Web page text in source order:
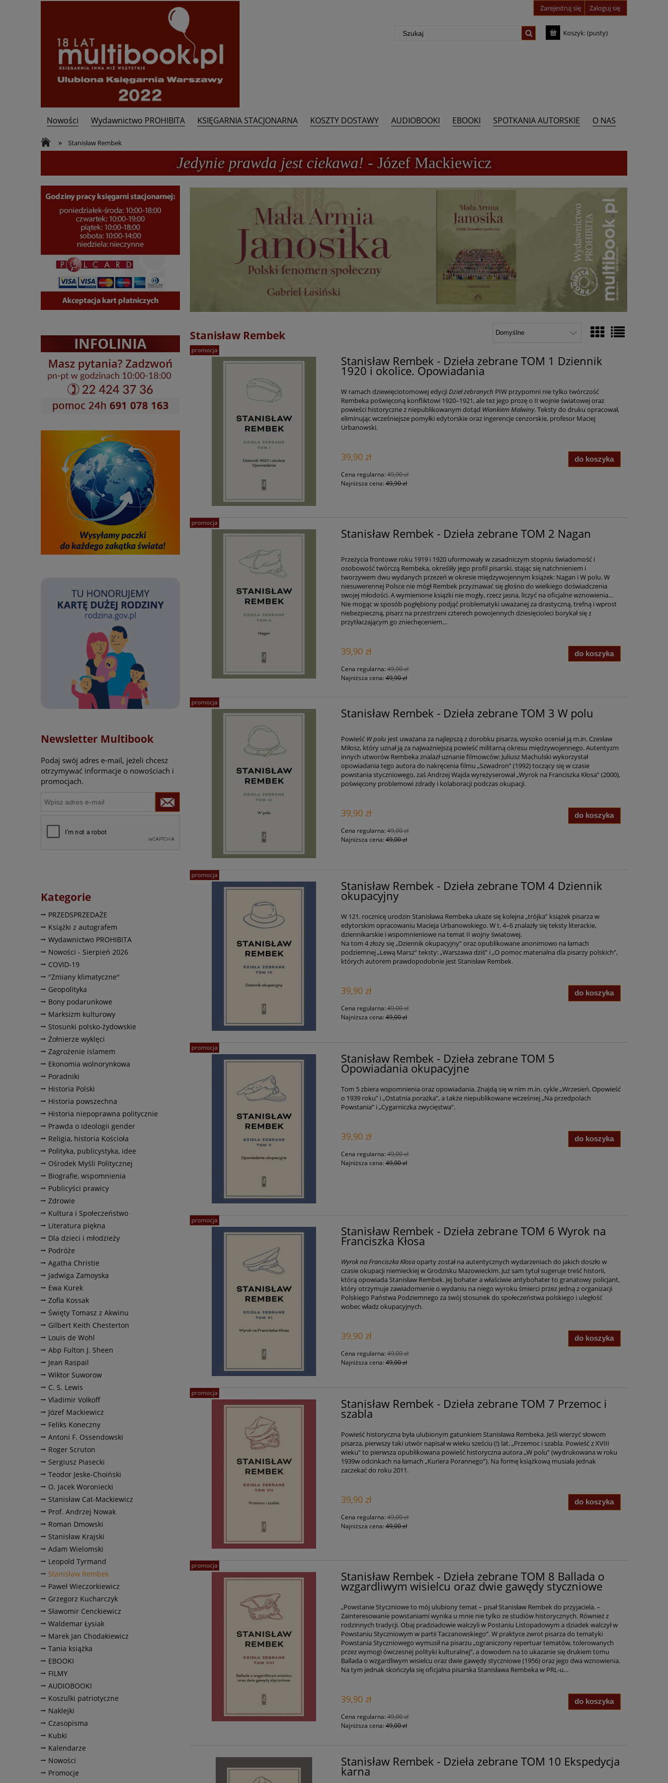
Zarejestruj się Zaloguj się
Koszyk:(pusty)
Nowości Wydawnictwo PROHIBITA KSIĘGARNIA STACJONARNA KOSZTY DOSTAWY AUDIOBOOKI EBOOKI SPOTKANIA AUTORSKIE
O NAS
Kontakt
» Stanisław Rembek
Jedynie prawda jest ciekawa! - Józef Mackiewicz
Newsletter Multibook
Podaj swój adres e-mail, jeżeli chcesz
otrzymywać informacje o nowościach i
promocjach.
Kategorie
PRZEDSPRZEDAŻE
Książki z autografem
Wydawnictwo PROHIBITA
Nowości - Sierpień 2026
COVID-19
"Zmiany klimatyczne"
Geopolityka
Bony podarunkowe
Marksizm kulturowy
Stosunki polsko-żydowskie
Żołnierze wyklęci
Zagrożenie islamem
Ekonomia wolnorynkowa
Poradniki
Historia Polski
Historia powszechna
Historia niepoprawna politycznie
Prawda o ideologii gender
Religia, historia Kościoła
Polityka, publicystyka, idee
Ośrodek Myśli Politycznej
Biografie, wspomnienia
Publicyści prawicy
Zdrowie
Kultura i Społeczeństwo
Literatura piękna
Dla dzieci i młodzieży
Podróże
Agatha Christie
Jadwiga Zamoyska
Ewa Kurek
Zofia Kossak
Święty Tomasz z Akwinu
Gilbert Keith Chesterton
Louis de Wohl
Abp Fulton J. Sheen
Jean Raspail
Wiktor Suworow
C. S. Lewis
Vladimir Volkoff
Józef Mackiewicz
Feliks Koneczny
Antoni F. Ossendowski
Roger Scruton
Sergiusz Piasecki
Teodor Jeske-Choiński
O. Jacek Woroniecki
Stanisław Cat-Mackiewicz
Prof. Andrzej Nowak
Roman Dmowski
Stanisław Krajski
Adam Wielomski
Leopold Tyrmand
Stanisław Rembek
Paweł Wieczorkiewicz
Grzegorz Kucharczyk
Sławomir Cenckiewicz
Waldemar Łysiak
Marek Jan Chodakiewicz
Tania książka
EBOOKI
FILMY
AUDIOBOOKI
Koszulki patriotyczne
Naklejki
Czasopisma
Kubki
Kalendarze
Nowości
Promocje
Stanisław Rembek
Stanisław Rembek - Dzieła zebrane TOM 1 Dziennik
1920 i okolice. Opowiadania
W ramach dziewięciotomowej edycji Dzieł zebranych PIW przypomni nie tylko twórczość
Rembeka poświęconą konfliktowi 1920–1921, ale też jego prozę o II wojnie światowej oraz
powieści historyczne z niepublikowanym dotąd Wiankiem Malwiny. Teksty do druku opracował,
eliminując wcześniejsze pomyłki edytorskie oraz ingerencje cenzorskie, profesor Maciej
Urbanowski.
39,90 zł
Cena regularna: 49,90 zł
Najniższa cena:49,90 zł
do koszyka
promocja
Stanisław Rembek - Dzieła zebrane TOM 2 Nagan
Przeżycia frontowe roku 1919 i 1920 uformowały w zasadniczym stopniu świadomość i
osobowość twórczą Rembeka, określiły jego profil pisarski, stając się natchnieniem i
tworzywem dwu wydanych przezeń w okresie międzywojennym książek: Nagan i W polu. W
niesuwerennej Polsce nie mógł Rembek przyznawać się głośno do wielkiego doświadczenia
swojej młodości. A wymienione książki nie mogły, rzecz jasna, liczyć na oficjalne wznowienia…
Nie mogąc w sposób pogłębiony podjąć problematyki uważanej za drastyczną, trefną i wprost
niebezpieczną, pisarz na przestrzeni czterech powojennych dziesięcioleci borykał się z
przytłaczającym go zniechęceniem…
39,90 zł
Cena regularna: 49,90 zł
Najniższa cena:49,90 zł
do koszyka
promocja
Stanisław Rembek - Dzieła zebrane TOM 3 W polu
Powieść W polu jest uważana za najlepszą z dorobku pisarza, wysoko oceniał ją m.in. Czesław
Miłosz, który uznał ją za najważniejszą powieść militarną okresu międzywojennego. Autentyzm
innych utworów Rembeka znalazł uznanie filmowców: Juliusz Machulski wykorzystał
opowiadania tego autora do nakręcenia filmu „Szwadron” (1992) toczący się w czasie
powstania styczniowego, zaś Andrzej Wajda wyreżyserował „Wyrok na Franciszka Kłosa” (2000),
poświęcony problemowi zdrady i kolaboracji podczas okupacji.
39,90 zł
Cena regularna: 49,00 zł
Najniższa cena:49,00 zł
do koszyka
promocja
Stanisław Rembek - Dzieła zebrane TOM 4 Dziennik
okupacyjny
W 121. rocznicę urodzin Stanisława Rembeka ukaże się kolejna „trójka” książek pisarza w
edytorskim opracowaniu Macieja Urbanowskiego. W t. 4–6 znalazły się teksty literackie,
dziennikarskie i wspomnieniowe na temat II wojny światowej.
Na tom 4 złoży się „Dziennik okupacyjny” oraz opublikowane anonimowo na łamach
podziemnej „Lewą Marsz” teksty: „Warszawa dziś” i „O pomoc materialna dla pisarzy polskich”,
których autorem prawdopodobnie jest Stanisław Rembek.
39,90 zł
Cena regularna: 49,00 zł
Najniższa cena:49,00 zł
do koszyka
promocja
Stanisław Rembek - Dzieła zebrane TOM 5
Opowiadania okupacyjne
Tom 5 zbiera wspomnienia oraz opowiadania. Znajdą się w nim m.in. cykle „Wrzesień. Opowieść
o 1939 roku” i „Ostatnia porażka”, a także niepublikowane wcześniej „Na przedpolach
Powstania” i „Cygarniczka zwycięstwa”.
39,90 zł
Cena regularna: 49,00 zł
Najniższa cena:49,00 zł
do koszyka
promocja
Stanisław Rembek - Dzieła zebrane TOM 6 Wyrok na
Franciszka Kłosa
Wyrok na Franciszka Kłosaoparty został na autentycznych wydarzeniach do jakich doszło w
czasie okupacji niemieckiej w Grodzisku Mazowieckim. Już sam tytuł sugeruje treść historii,
którą opowiada Stanisław Rembek. Jej bohater a właściwie antybohater to granatowy policjant,
który otrzymuje zawiadomienie o wydaniu na niego wyroku śmierci przez jedną z organizacji
Polskiego Państwa Podziemnego za swój stosunek do społeczeństwa polskiego i uległość
wobec władz okupacyjnych.
39,90 zł
Cena regularna: 49,00 zł
Najniższa cena:49,00 zł
do koszyka
promocja
Stanisław Rembek - Dzieła zebrane TOM 7 Przemoc i
szabla
Powieść historyczna była ulubionym gatunkiem Stanisława Rembeka. Jeśli wierzyć słowom
pisarza, pierwszy taki utwór napisał w wieku sześciu (!) lat. „Przemoc i szabla. Powieść z XVIII
wieku” to pierwsza opublikowana powieść historyczna autora „W polu” (wydrukowana w roku
1939w odcinkach na łamach „Kuriera Porannego”). Na formę książkową musiała jednak
zaczekać do roku 2011.
39,90 zł
Cena regularna: 49,00 zł
Najniższa cena:49,00 zł
do koszyka
promocja
Stanisław Rembek - Dzieła zebrane TOM 8 Ballada o
wzgardliwym wisielcu oraz dwie gawędy styczniowe
„Powstanie Styczniowe to mój ulubiony temat – pisał Stanisław Rembek do przyjaciela. –
Zainteresowanie powstaniami wynika u mnie nie tylko ze studiów historycznych. Również z
rodzinnych tradycji. Obaj pradziadowie walczyli w Postaniu Listopadowym a dziadek walczył w
Powstaniu Styczniowym w partii Taczanowskiego”. W praktyce zwrot pisarza do tematyki
Powstania Styczniowego wymusił na pisarzu „ograniczony repertuar tematów, tolerowanych
przez wymogi ówczesnej polityki kulturalnej”, a dowodem na to ukazanie się drukiem tomu
Ballada o wzgardliwym wisielcu oraz dwie gawędy styczniowe (1956) oraz jego dwa wznowienia.
Na tym jednak skończyła się oficjalna pisarska Stanisława Rembeka w PRL-u…
39,90 zł
Cena regularna: 49,00 zł
Najniższa cena:49,00 zł
do koszyka
promocja
Stanisław Rembek - Dzieła zebrane TOM 10 Ekspedycja
karna